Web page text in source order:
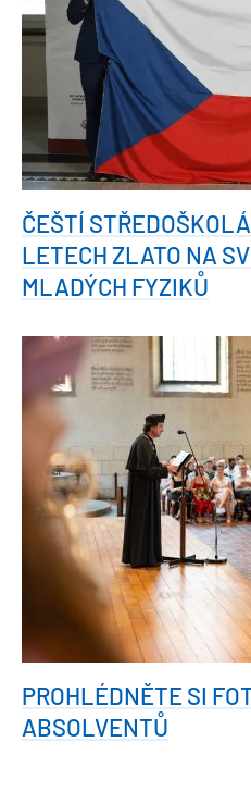
ČEŠTÍ
LETECH ZLATO NA
MLADÝCH FYZIKŮ
PROHLÉDNĚTE SI
ABSOLVENTŮ